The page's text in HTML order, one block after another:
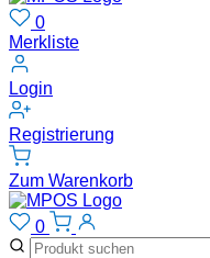
0
Merkliste
Login
Registrierung
Zum Warenkorb
0